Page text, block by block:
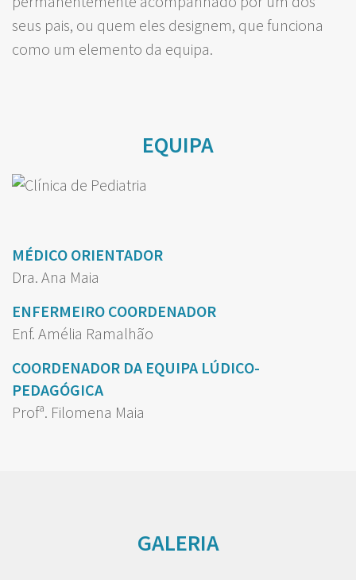
seus pais, ou quem eles designem, que funciona
como um elemento da equipa.
EQUIPA
MÉDICO ORIENTADOR
Dra. Ana Maia
ENFERMEIRO COORDENADOR
Enf. Amélia Ramalhão
COORDENADOR DA EQUIPA LÚDICO-
PEDAGÓGICA
Profª. Filomena Maia
GALERIA